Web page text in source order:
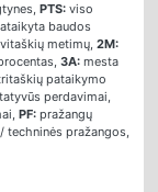
PTS: viso
baudos
metimų,2M:
3A: mesta
pataikymo
perdavimai,
PF: pražangų
techninės pražangos,